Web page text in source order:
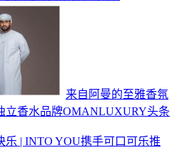
来自阿曼的至雅香氛
香水品牌OMANLUXURY头条
乐 | INTO YOU携手可口可乐推